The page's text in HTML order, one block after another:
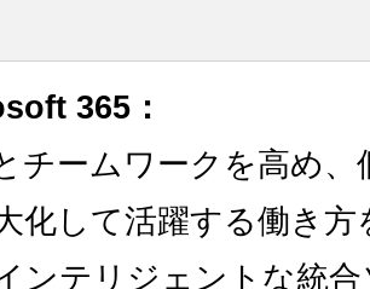
365：
チームワークを高め
化して活躍する働き
ンテリジェントな統